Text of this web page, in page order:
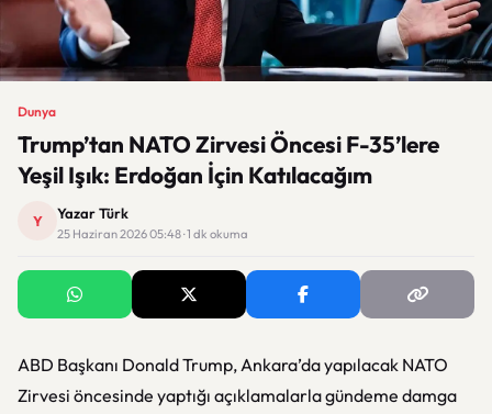
Dunya
Trump’tan NATO Zirvesi Öncesi F-35’lere
Yeşil Işık: Erdoğan İçin Katılacağım
Y Yazar Türk
25 Haziran 2026 05:48 · 1 dk okuma
ABD Başkanı Donald Trump, Ankara’da yapılacak NATO
Zirvesi öncesinde yaptığı açıklamalarla gündeme damga